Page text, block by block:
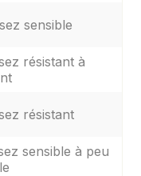
sensible
résistant à
résistant
sensible à peu